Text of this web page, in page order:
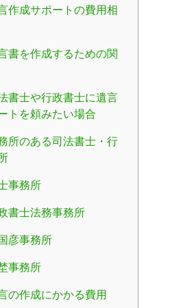
作成サポートの費用相
書を作成するための関
書士や行政書士に遺言
トを頼みたい場合
所のある司法書士・行
事務所
書士法務事務所
彦事務所
事務所
の作成にかかる費用